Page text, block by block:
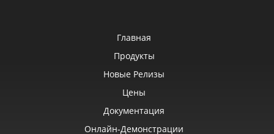
Главная
Продукты
Новые Релизы
Цены
Документация
Онлайн‑демонстрации